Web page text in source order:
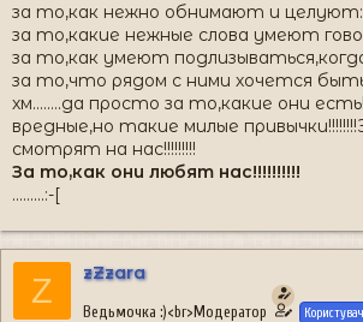
за то,как нежно обнимают и
за то,какие нежные слова умеют
за то,как умеют
за то,что рядом с ними хочется
хм........да просто за то,какие они
вредные,но такие милые
смотрят на нас!!!!!!!!!
За то,как они любят нас!!!!!!!!!!
.........:-[
Z zZzara
Ведьмочка :)<br>Модератор Користувач